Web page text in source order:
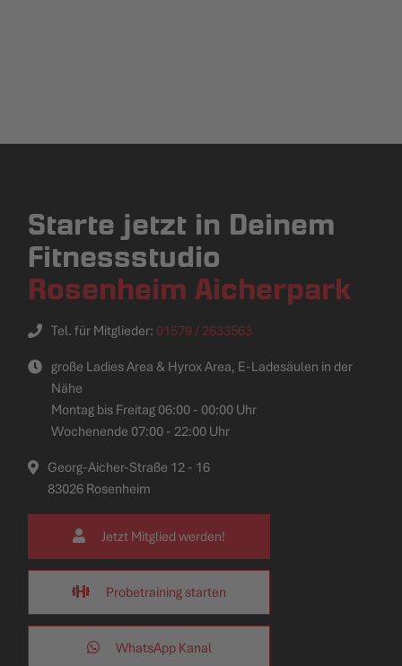
Starte jetzt in Deinem
Fitnessstudio
Rosenheim Aicherpark
Tel. für Mitglieder: 01579 / 2633563
große Ladies Area & Hyrox Area, E-Ladesäulen in der
Nähe
Montag bis Freitag 06:00 - 00:00 Uhr
Wochenende 07:00 - 22:00 Uhr
Georg-Aicher-Straße 12 - 16
83026 Rosenheim
Jetzt Mitglied werden!
Probetraining starten
WhatsApp Kanal